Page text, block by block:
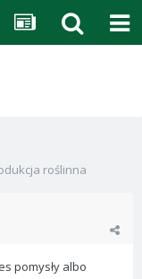
roślinna
pomysły albo